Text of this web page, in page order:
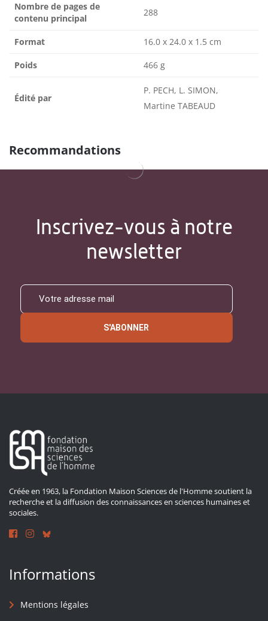
Nombre de pages de
contenu principal
288
Format 16.0 x 24.0 x 1.5 cm
Poids 466 g
Édité par
P. PECH, L. SIMON,
Martine TABEAUD
Recommandations
Inscrivez-vous à notre
newsletter
S'ABONNER
Créée en 1963, la Fondation Maison Sciences de l'Homme soutient la
recherche et la diffusion des connaissances en sciences humaines et
sociales.
Informations
Mentions légales